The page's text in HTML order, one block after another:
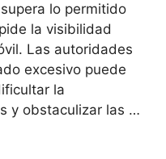
lo permitido
la visibilidad
Las autoridades
excesivo puede
la
y obstaculizar las …